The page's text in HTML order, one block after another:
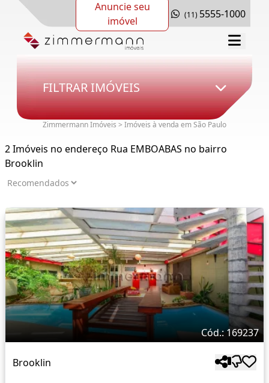
Anuncie seu
imóvel
(11) 5555-1000
FILTRAR IMÓVEIS
Zimmermann Imóveis > Imóveis à venda em São Paulo
2 Imóveis no endereço Rua EMBOABAS no bairro
Brooklin
Cód.: 169237
Brooklin